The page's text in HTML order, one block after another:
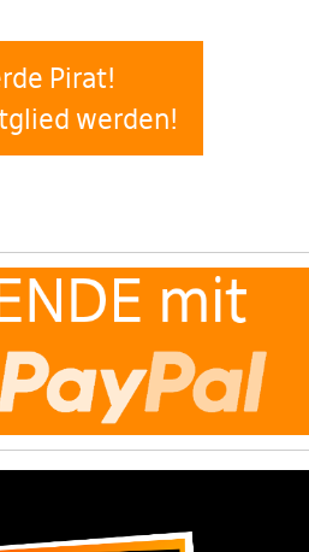
Pirat!
werden!